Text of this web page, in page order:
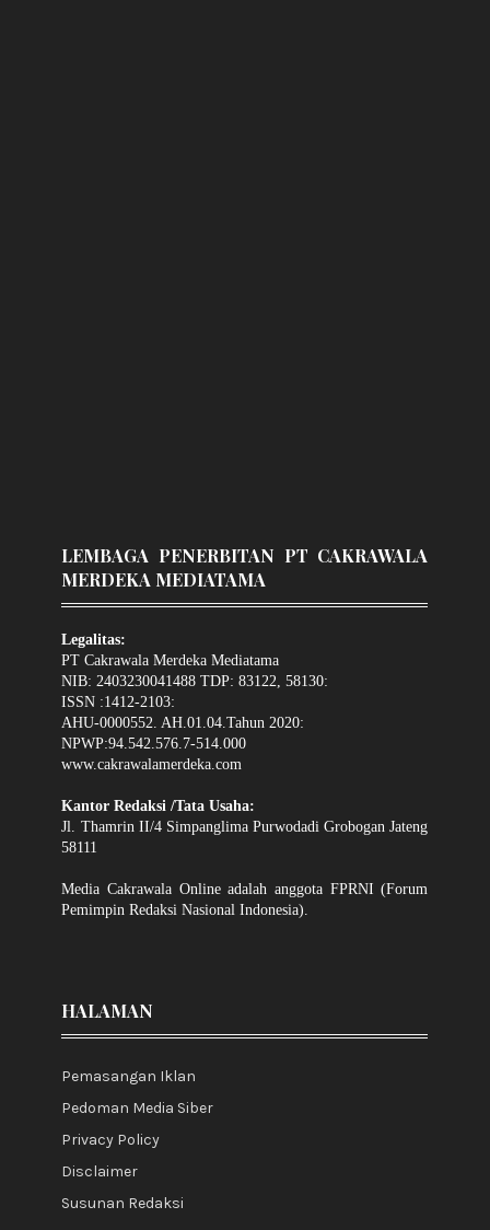
LEMBAGA PENERBITAN PT CAKRAWALA
MERDEKA MEDIATAMA
Legalitas:
PT Cakrawala Merdeka Mediatama
NIB: 2403230041488 TDP: 83122, 58130:
ISSN :1412-2103:
AHU-0000552. AH.01.04.Tahun 2020:
NPWP:94.542.576.7-514.000
www.cakrawalamerdeka.com
Kantor Redaksi /Tata Usaha:
Jl. Thamrin II/4 Simpanglima Purwodadi Grobogan Jateng
58111
Media Cakrawala Online adalah anggota FPRNI (Forum
Pemimpin Redaksi Nasional Indonesia).
HALAMAN
Pemasangan Iklan
Pedoman Media Siber
Privacy Policy
Disclaimer
Susunan Redaksi